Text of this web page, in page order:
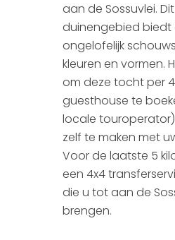
aan de Sossuvlei. Dit
duinengebied biedt
ongelofelijk
kleuren en vormen.
om deze tocht per
guesthouse te
locale
zelf te maken met
Voor de laatste 5
een 4x4
die u tot aan de
brengen.